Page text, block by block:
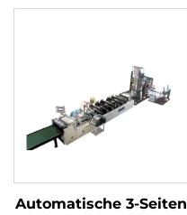
LDPE-
Automatische 3-Seiten